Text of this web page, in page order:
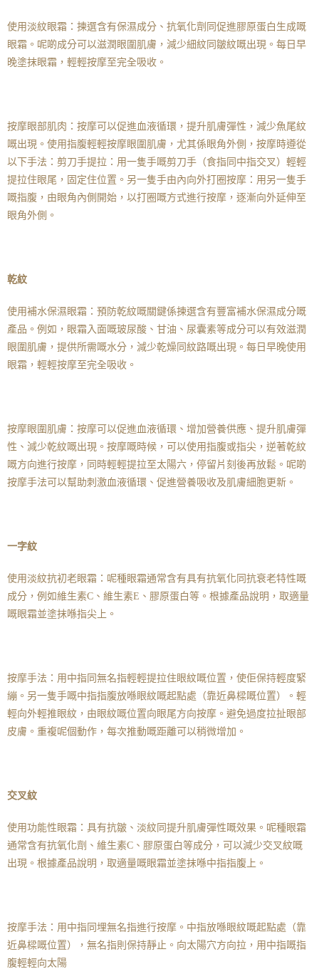
使用淡紋眼霜：揀選含有保濕成分、抗氧化劑同促進膠原蛋白生成嘅
眼霜。呢啲成分可以滋潤眼圍肌膚，減少細紋同皺紋嘅出現。每日早
晚塗抹眼霜，輕輕按摩至完全吸收。
按摩眼部肌肉：按摩可以促進血液循環，提升肌膚彈性，減少魚尾紋
嘅出現。使用指腹輕輕按摩眼圍肌膚，尤其係眼角外側，按摩時遵從
以下手法：剪刀手提拉：用一隻手嘅剪刀手（食指同中指交叉）輕輕
提拉住眼尾，固定住位置。另一隻手由內向外打圈按摩：用另一隻手
嘅指腹，由眼角內側開始，以打圈嘅方式進行按摩，逐漸向外延伸至
眼角外側。
乾紋
使用補水保濕眼霜：預防乾紋嘅關鍵係揀選含有豐富補水保濕成分嘅
產品。例如，眼霜入面嘅玻尿酸、甘油、尿囊素等成分可以有效滋潤
眼圍肌膚，提供所需嘅水分，減少乾燥同紋路嘅出現。每日早晚使用
眼霜，輕輕按摩至完全吸收。
按摩眼圍肌膚：按摩可以促進血液循環、增加營養供應、提升肌膚彈
性、減少乾紋嘅出現。按摩嘅時候，可以使用指腹或指尖，逆著乾紋
嘅方向進行按摩，同時輕輕提拉至太陽六，停留片刻後再放鬆。呢啲
按摩手法可以幫助刺激血液循環、促進營養吸收及肌膚細胞更新。
一字紋
使用淡紋抗初老眼霜：呢種眼霜通常含有具有抗氧化同抗衰老特性嘅
成分，例如維生素C、維生素E、膠原蛋白等。根據產品說明，取適量
嘅眼霜並塗抹喺指尖上。
按摩手法：用中指同無名指輕輕提拉住眼紋嘅位置，使佢保持輕度緊
繃。另一隻手嘅中指指腹放喺眼紋嘅起點處（靠近鼻樑嘅位置）。輕
輕向外輕推眼紋，由眼紋嘅位置向眼尾方向按摩。避免過度拉扯眼部
皮膚。重複呢個動作，每次推動嘅距離可以稍微增加。
交叉紋
使用功能性眼霜：具有抗皺、淡紋同提升肌膚彈性嘅效果。呢種眼霜
通常含有抗氧化劑、維生素C、膠原蛋白等成分，可以減少交叉紋嘅
出現。根據產品說明，取適量嘅眼霜並塗抹喺中指指腹上。
按摩手法：用中指同埋無名指進行按摩。中指放喺眼紋嘅起點處（靠
近鼻樑嘅位置），無名指則保持靜止。向太陽穴方向拉，用中指嘅指
腹輕輕向太陽